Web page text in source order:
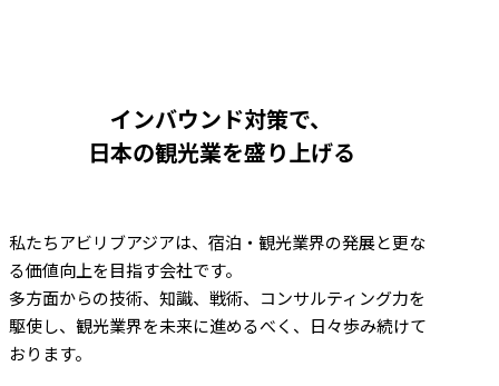
インバウンド対策で、
日本の観光業を盛り上げる
私たちアビリブアジアは、宿泊・観光業界の発展と更な
る価値向上を目指す会社です。
多方面からの技術、知識、戦術、コンサルティング力を
駆使し、観光業界を未来に進めるべく、日々歩み続けて
おります。